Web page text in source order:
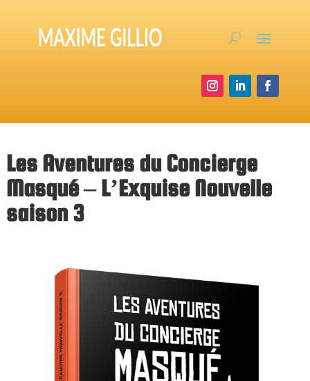
Les Aventures du Concierge
Masqué – L’Exquise Nouvelle
saison 3